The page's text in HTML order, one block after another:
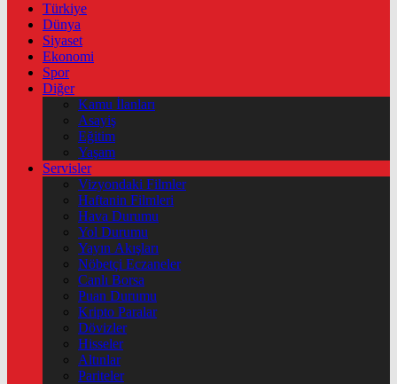
Türkiye
Dünya
Siyaset
Ekonomi
Spor
Diğer
Kamu İlanları
Asayiş
Eğitim
Yaşam
Servisler
Vizyondaki Filmler
Haftanin Filmleri
Hava Durumu
Yol Durumu
Yayın Akışları
Nöbetçi Eczaneler
Canlı Borsa
Puan Durumu
Kripto Paralar
Dövizler
Hisseler
Altınlar
Pariteler